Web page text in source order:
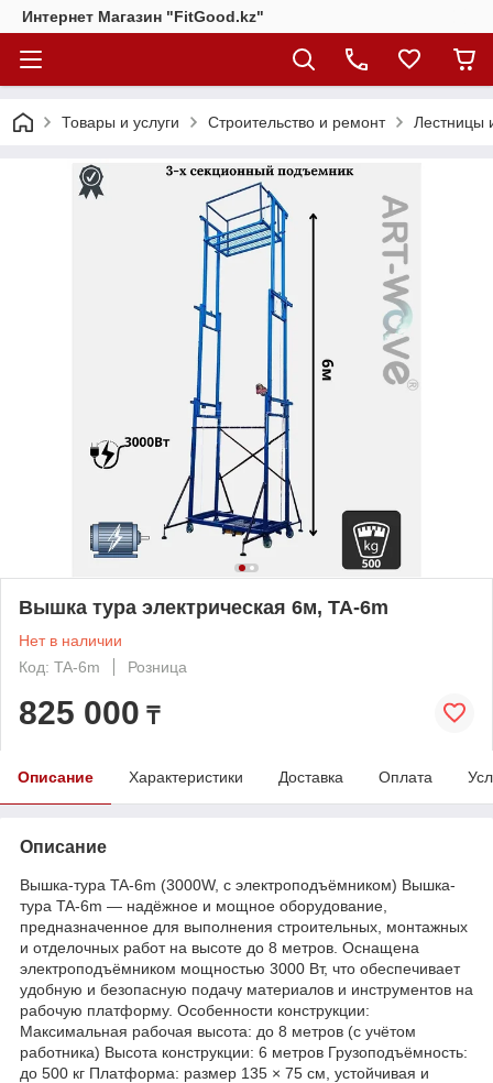
Интернет Магазин "FitGood.kz"
Товары и услуги Строительство и ремонт Лестницы
Вышка тура электрическая 6м, TA-6m
Нет в наличии
Код: TA-6m
Розница
825 000 ₸
Описание Характеристики Доставка Оплата
Описание
Вышка-тура TA-6m (3000W, с электроподъёмником) Вышка-
тура TA-6m — надёжное и мощное оборудование,
предназначенное для выполнения строительных, монтажных
и отделочных работ на высоте до 8 метров. Оснащена
электроподъёмником мощностью 3000 Вт, что обеспечивает
удобную и безопасную подачу материалов и инструментов на
рабочую платформу. Особенности конструкции:
Максимальная рабочая высота: до 8 метров (с учётом
работника) Высота конструкции: 6 метров Грузоподъёмность:
до 500 кг Платформа: размер 135 × 75 см, устойчивая и